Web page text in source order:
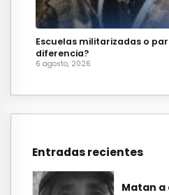
Escuelas militarizadas o
diferencia?
6 agosto, 2026
Entradas recientes
Matan